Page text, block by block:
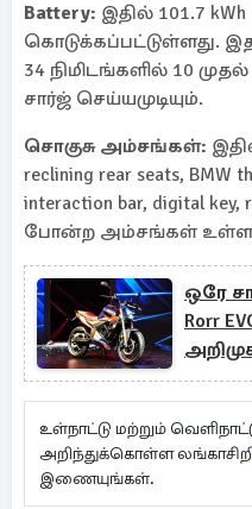
Battery: இதில் 101.7 kWh
கொடுக்கப்பட்டுள்ளது.
34 நிமிடங்களில் 10
சார்ஜ் செய்யமுடியும்.
சொகுசு அம்சங்கள்:
reclining rear seats, BMW
interaction bar, digital key,
போன்ற அம்சங்கள்
ஒரே
Rorr
உள்நாட்டு மற்றும்
அறிந்துக்கொள்ள
இணையுங்கள்.